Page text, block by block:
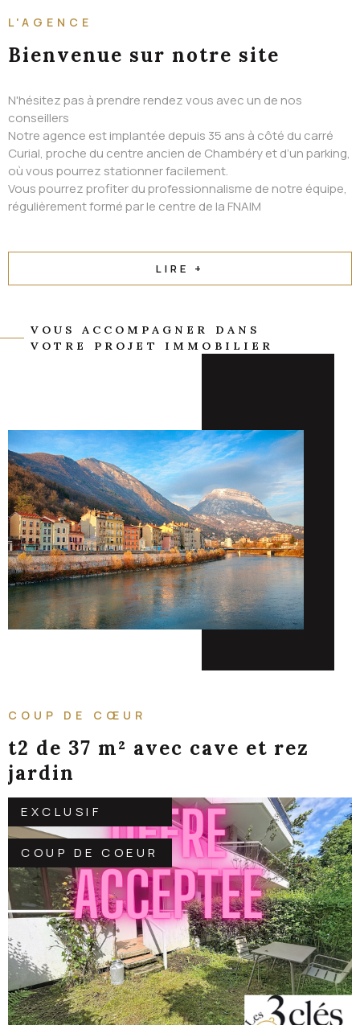
L'AGENCE
Bienvenue sur notre site
N'hésitez pas à prendre rendez vous avec un de nos
conseillers
Notre agence est implantée depuis 35 ans à côté du carré
Curial, proche du centre ancien de Chambéry et d’un parking,
où vous pourrez stationner facilement.
Vous pourrez profiter du professionnalisme de notre équipe,
régulièrement formé par le centre de la FNAIM
LIRE +
VOUS ACCOMPAGNER DANS
VOTRE PROJET IMMOBILIER
COUP DE CŒUR
t2 de 37 m² avec cave et rez
jardin
EXCLUSIF
COUP DE COEUR